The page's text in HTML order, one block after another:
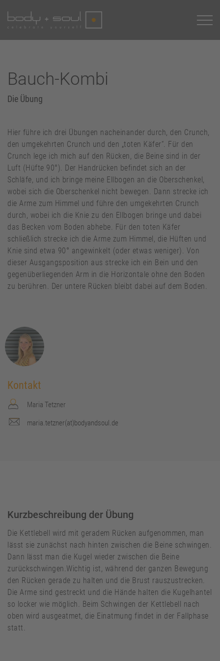
Bauch-Kombi
Die Übung
Hier führe ich drei Übungen nacheinander durch, den Crunch,
den umgekehrten Crunch und den „toten Käfer“. Für den
Crunch lege ich mich auf den Rücken, die Beine sind in der
Luft (Hüfte 90°). Der Handrücken befindet sich an der
Schläfe, und ich bringe meine Ellbogen an die Oberschenkel,
wobei sich die Oberschenkel nicht bewegen. Dann strecke ich
die Arme zum Himmel und führe den umgekehrten Crunch
durch, wobei ich die Knie zu den Ellbogen bringe und dabei
das Becken vom Boden abhebe. Für den toten Käfer
schließlich strecke ich die Arme zum Himmel, die Hüften und
Knie sind etwa 90° angewinkelt (oder etwas weniger). Von
dieser Ausgangsposition aus strecke ich ein Bein und den
gegenüberliegenden Arm in die Horizontale ohne den Boden
zu berühren. Der untere Rücken bleibt dabei auf dem Boden.
Kontakt
Maria Tetzner
maria.tetzner(at)bodyandsoul.de
Kurzbeschreibung der Übung
Die Kettlebell wird mit geradem Rücken aufgenommen, man
lässt sie zunächst nach hinten zwischen die Beine schwingen.
Dann lässt man die Kugel wieder zwischen die Beine
zurückschwingen.Wichtig ist, während der ganzen Bewegung
den Rücken gerade zu halten und die Brust rauszustrecken.
Die Arme sind gestreckt und die Hände halten die Kugelhantel
so locker wie möglich. Beim Schwingen der Kettlebell nach
oben wird ausgeatmet, die Einatmung findet in der Fallphase
statt.